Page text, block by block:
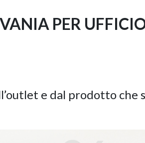
PER
e dal prodotto che